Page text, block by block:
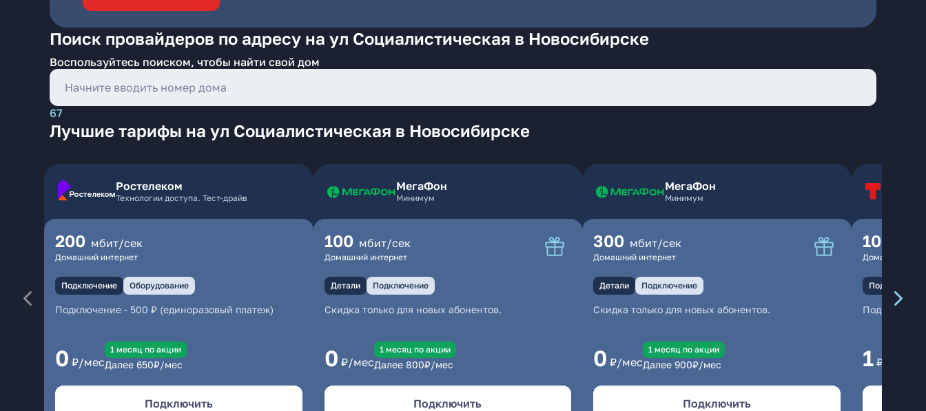
Поиск провайдеров по адресу на ул Социалистическая в Новосибирске
Воспользуйтесь поиском, чтобы найти свой дом
67
Лучшие тарифы на ул Социалистическая в Новосибирске
Ростелеком
Технологии доступа. Тест-драйв
200 мбит/сек
Домашний интернет
Подключение Оборудование
Подключение - 500 ₽ (единоразовый платеж)
0 ₽/мес
1 месяц по акции
Далее 650₽/мес
Подключить
МегаФон
Минимум
100 мбит/сек
Домашний интернет
Детали Подключение
Скидка только для новых абонентов.
0 ₽/мес
1 месяц по акции
Далее 800₽/мес
Подключить
МегаФон
Минимум
300 мбит/сек
Домашний интернет
Детали Подключение
Скидка только для новых абонентов.
0 ₽/мес
1 месяц по акции
Далее 900₽/мес
Подключить
100
Домашний
Подключение
1 ₽/мес